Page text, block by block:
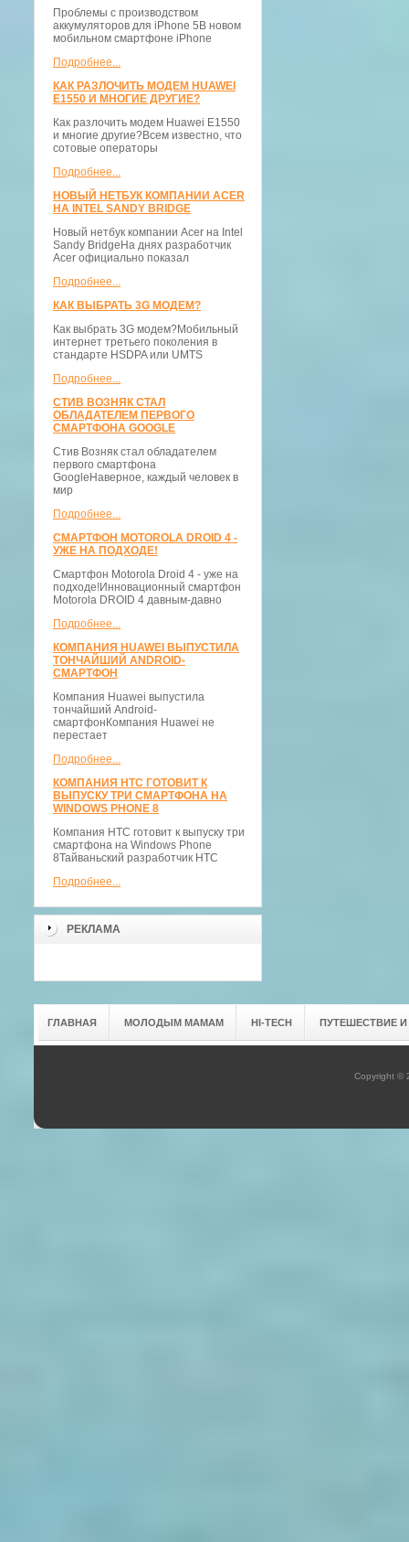
Проблемы с производством
аккумуляторов для iPhone 5В новом
мобильном смартфоне iPhone
Подробнее...
КАК РАЗЛОЧИТЬ МОДЕМ HUAWEI
E1550 И МНОГИЕ ДРУГИЕ?
Как разлочить модем Huawei E1550
и многие другие?Всем известно, что
сотовые операторы
Подробнее...
НОВЫЙ НЕТБУК КОМПАНИИ ACER
НА INTEL SANDY BRIDGE
Новый нетбук компании Acer на Intel
Sandy BridgeНа днях разработчик
Acer официально показал
Подробнее...
КАК ВЫБРАТЬ 3G МОДЕМ?
Как выбрать 3G модем?Мобильный
интернет третьего поколения в
стандарте HSDPA или UMTS
Подробнее...
СТИВ ВОЗНЯК СТАЛ
ОБЛАДАТЕЛЕМ ПЕРВОГО
СМАРТФОНА GOOGLE
Стив Возняк стал обладателем
первого смартфона
GoogleНаверное, каждый человек в
мир
Подробнее...
СМАРТФОН MOTOROLA DROID 4 -
УЖЕ НА ПОДХОДЕ!
Смартфон Motorola Droid 4 - уже на
подходе!Инновационный смартфон
Motorola DROID 4 давным-давно
Подробнее...
КОМПАНИЯ HUAWEI ВЫПУСТИЛА
ТОНЧАЙШИЙ ANDROID-
СМАРТФОН
Компания Huawei выпустила
тончайший Android-
смартфонКомпания Huawei не
перестает
Подробнее...
КОМПАНИЯ HTC ГОТОВИТ К
ВЫПУСКУ ТРИ СМАРТФОНА НА
WINDOWS PHONE 8
Компания HTC готовит к выпуску три
смартфона на Windows Phone
8Тайваньский разработчик HTC
Подробнее...
РЕКЛАМА
ГЛАВНАЯ МОЛОДЫМ МАМАМ HI-TECH ПУТЕШЕСТВИЕ И
Copyright ©